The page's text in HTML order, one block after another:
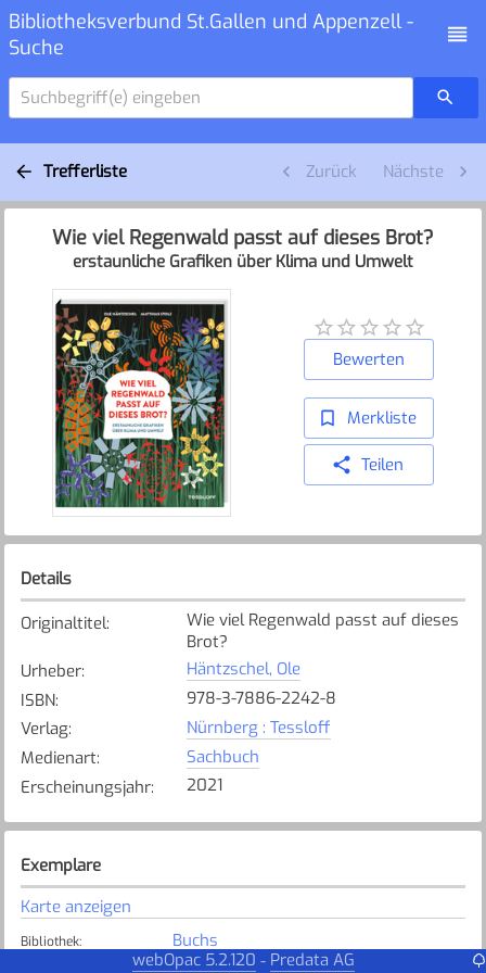
Bibliotheksverbund St.Gallen und Appenzell -
Suche
Suchbegriff(e) eingeben
Trefferliste Zurück Nächste
Wie viel Regenwald passt auf dieses Brot?
erstaunliche Grafiken über Klima und Umwelt
Bewerten
Merkliste
Teilen
Details
Originaltitel:
Wie viel Regenwald passt auf dieses
Brot?
Urheber:
Häntzschel, Ole
ISBN:
978-3-7886-2242-8
Verlag:
Nürnberg : Tessloff
Medienart:
Sachbuch
Erscheinungsjahr: 2021
Exemplare
Karte anzeigen
Bibliothek: Buchs
Verfügbar
webOpac 5.2.120 - Predata AG